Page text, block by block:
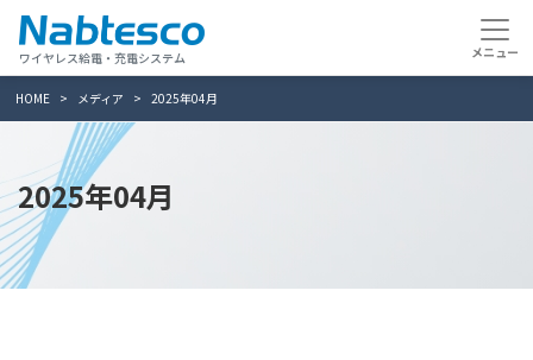
ワイヤレス給電・充電システム
HOME メディア 2025年04月
2025年04月